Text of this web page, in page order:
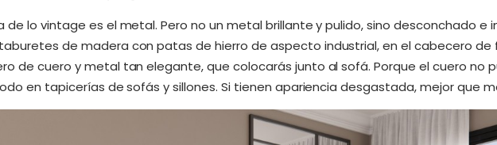
lo vintage es el metal. Pero no un metal brillante y pulido, sino desconchado e
de madera con patas de hierro de aspecto industrial, en el cabecero de
de cuero y metal tan elegante, que colocarás junto al sofá. Porque el cuero no
en tapicerías de sofás y sillones. Si tienen apariencia desgastada, mejor que